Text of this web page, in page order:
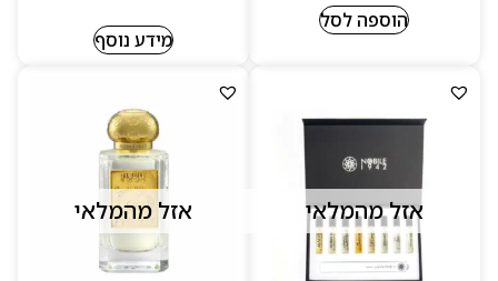
הוספה לסל
מידע נוסף
אזל מהמלאי אזל מהמלאי